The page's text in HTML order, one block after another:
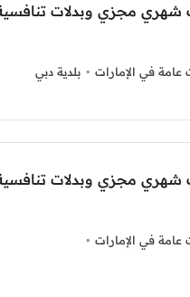
شهري مجزي وبدلات
في الإمارات بلدية دبي
شهري مجزي وبدلات
في الإمارات